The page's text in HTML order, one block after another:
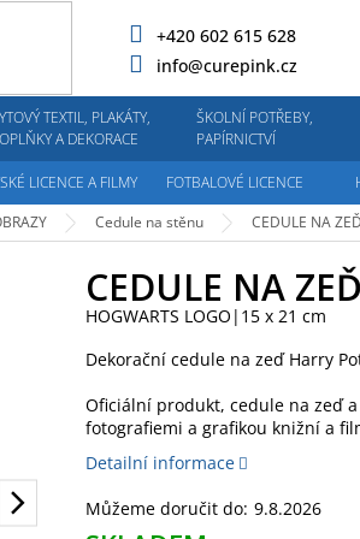
+420 602 615 628
info@curepink.cz
TEXTIL, PLAKÁTY,
A DEKORACE
ŠKOLNÍ POTŘEBY,
PAPÍRNICTVÍ
LICENCE A FILMY FOTBALOVÉ LICENCE
Cedule na stěnu CEDULE NA
CEDULE NA
HOGWARTS LOGO|15 x 21 cm
Dekorační cedule na zeď Harry
Oficiální produkt, cedule na zeď
fotografiemi a grafikou knižní a
Detailní informace
Můžeme doručit do: 9.8.2026